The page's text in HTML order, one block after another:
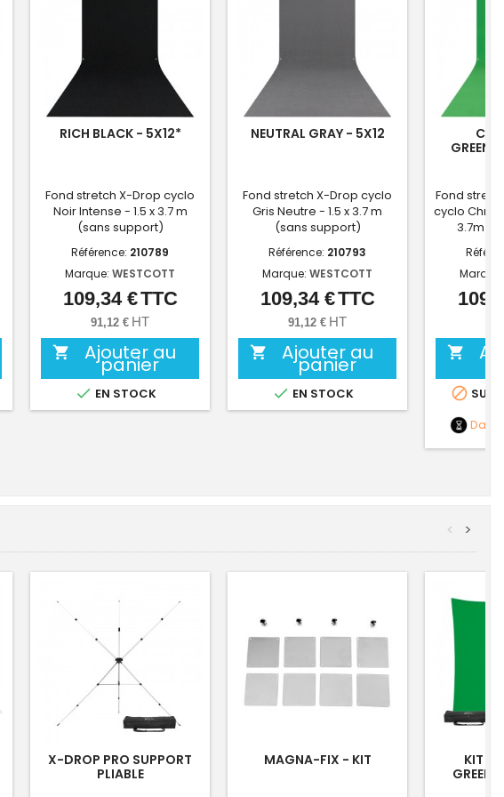
RICH BLACK - 5X12*
Fond stretch X-Drop cyclo
Noir Intense - 1.5 x 3.7 m
(sans support)
Référence: 210789
Marque: WESTCOTT
Prix
109,34 €TTC
91,12 € HT
 Ajouter au
panier
 EN STOCK
NEUTRAL GRAY - 5X12
Fond stretch X-Drop cyclo
Gris Neutre - 1.5 x 3.7 m
(sans support)
Référence: 210793
Marque: WESTCOTT
Prix
109,34 €TTC
91,12 € HT
 Ajouter au
panier
 EN STOCK
Fond
cyclo
3.7m

 SUR
Date
>
<
X-DROP PRO SUPPORT
PLIABLE
MAGNA-FIX - KIT
KIT